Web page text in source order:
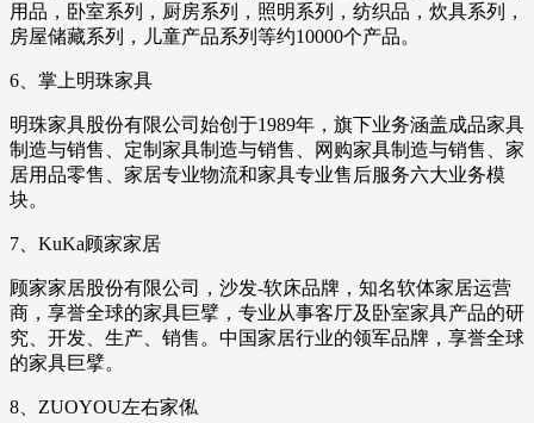
用品，卧室系列，厨房系列，照明系列，纺织品，炊具系列，
房屋储藏系列，儿童产品系列等约10000个产品。
6、掌上明珠家具
明珠家具股份有限公司始创于1989年，旗下业务涵盖成品家具
制造与销售、定制家具制造与销售、网购家具制造与销售、家
居用品零售、家居专业物流和家具专业售后服务六大业务模
块。
7、KuKa顾家家居
顾家家居股份有限公司，沙发-软床品牌，知名软体家居运营
商，享誉全球的家具巨擘，专业从事客厅及卧室家具产品的研
究、开发、生产、销售。中国家居行业的领军品牌，享誉全球
的家具巨擘。
8、ZUOYOU左右家俬